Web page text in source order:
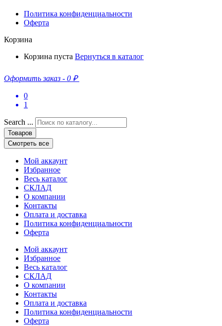
Политика конфиденциальности
Оферта
Корзина
Корзина пуста Вернуться в каталог
Оформить заказ - 0 ₽
0
1
Search ...
Товаров
Смотреть все
Мой аккаунт
Избранное
Весь каталог
СКЛАД
О компании
Контакты
Оплата и доставка
Политика конфиденциальности
Оферта
Мой аккаунт
Избранное
Весь каталог
СКЛАД
О компании
Контакты
Оплата и доставка
Политика конфиденциальности
Оферта